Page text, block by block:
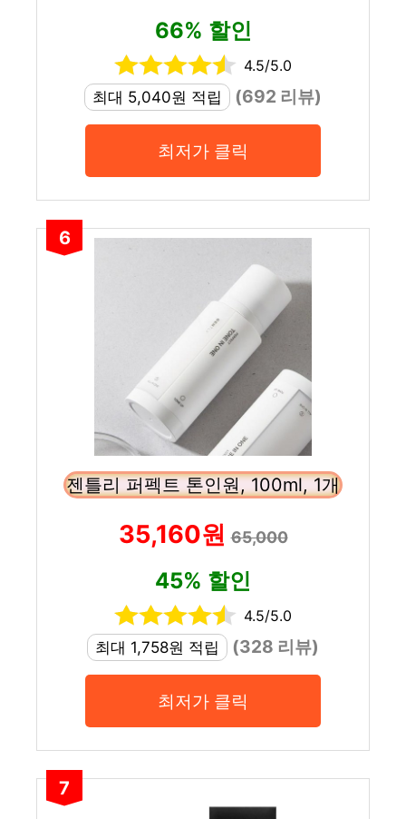
66% 할인
4.5/5.0
최대 5,040원 적립
(692 리뷰)
최저가 클릭
6
젠틀리 퍼펙트 톤인원, 100ml, 1개
35,160원65,000
45% 할인
4.5/5.0
최대 1,758원 적립
(328 리뷰)
최저가 클릭
7